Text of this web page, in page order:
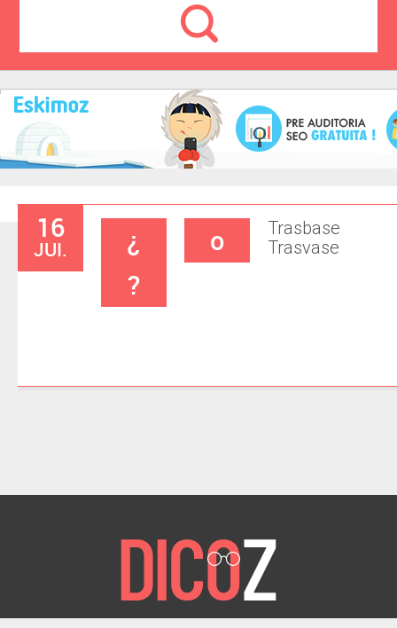
16
JUI. ¿ Trasbase
o Trasvase
?